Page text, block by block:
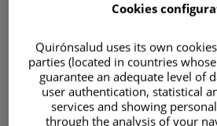
DescripcióServeis EquipContacte
Horari
Demanar
Cookies
Quirónsalud uses its own
parties (located in countries
guarantee an adequate level of
user authentication, statistical
services and showing
through the analysis of your